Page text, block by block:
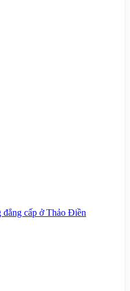
đẳng cấp ở Thảo Điền